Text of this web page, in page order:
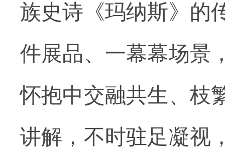
族史诗《玛纳斯》的
件展品、一幕幕场景
怀抱中交融共生、枝
讲解，不时驻足凝视